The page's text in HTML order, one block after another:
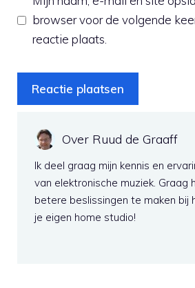
browser voor de volgende
reactie plaats.
Over Ruud de Graaff
Ik deel graag mijn kennis en
van elektronische muziek. Graag
betere beslissingen te maken bij
je eigen home studio!